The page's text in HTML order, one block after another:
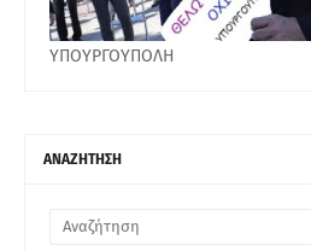
ΥΠΟΥΡΓΟΥΠΟΛΗ
ΑΝΑΖΗΤΗΣΗ